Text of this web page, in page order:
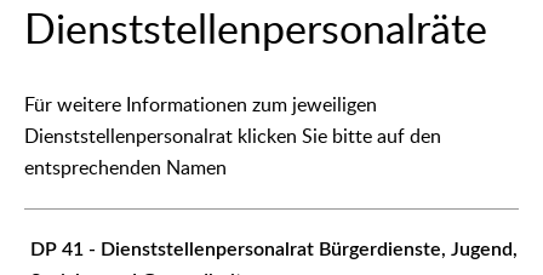
Dienststellenpersonalräte
Für weitere Informationen zum jeweiligen
Dienststellenpersonalrat klicken Sie bitte auf den
entsprechenden Namen
DP 41 - Dienststellenpersonalrat Bürgerdienste, Jugend,